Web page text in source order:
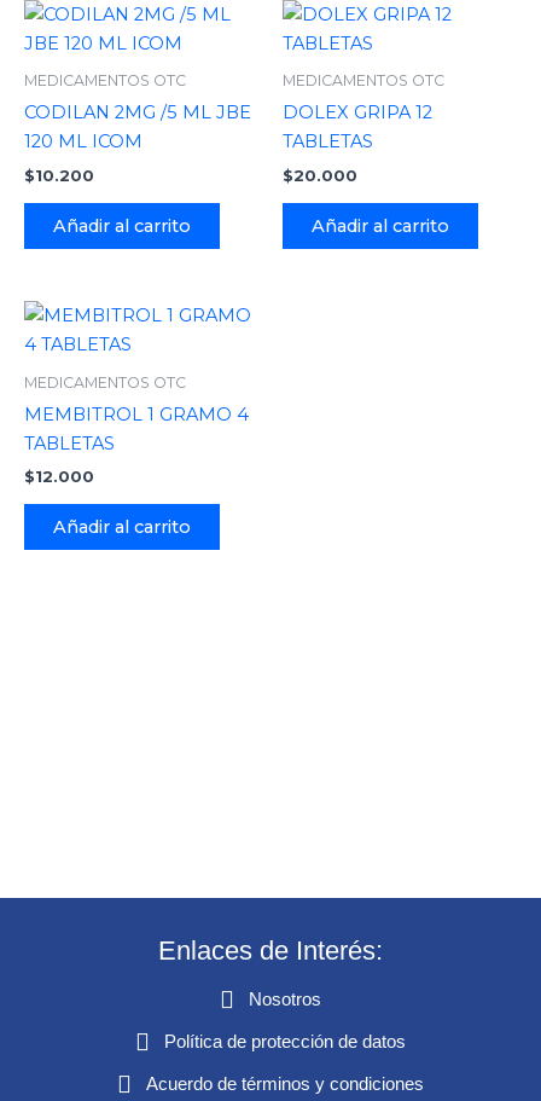
MEDICAMENTOS OTC
CODILAN 2MG /5 ML JBE
120 ML ICOM
$10.200
Añadir al carrito
MEDICAMENTOS OTC
DOLEX GRIPA 12
TABLETAS
$20.000
Añadir al carrito
MEDICAMENTOS OTC
MEMBITROL 1 GRAMO 4
TABLETAS
$12.000
Añadir al carrito
Enlaces de Interés:
Nosotros
Política de protección de datos
Acuerdo de términos y condiciones